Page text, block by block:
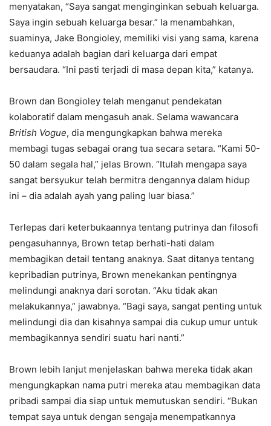
menyatakan, “Saya sangat menginginkan sebuah keluarga.
Saya ingin sebuah keluarga besar.” Ia menambahkan,
suaminya, Jake Bongioley, memiliki visi yang sama, karena
keduanya adalah bagian dari keluarga dari empat
bersaudara. “Ini pasti terjadi di masa depan kita,” katanya.
Brown dan Bongioley telah menganut pendekatan
kolaboratif dalam mengasuh anak. Selama wawancara
British Vogue, dia mengungkapkan bahwa mereka
membagi tugas sebagai orang tua secara setara. “Kami 50-
50 dalam segala hal,” jelas Brown. “Itulah mengapa saya
sangat bersyukur telah bermitra dengannya dalam hidup
ini – dia adalah ayah yang paling luar biasa.”
Terlepas dari keterbukaannya tentang putrinya dan filosofi
pengasuhannya, Brown tetap berhati-hati dalam
membagikan detail tentang anaknya. Saat ditanya tentang
kepribadian putrinya, Brown menekankan pentingnya
melindungi anaknya dari sorotan. “Aku tidak akan
melakukannya,” jawabnya. “Bagi saya, sangat penting untuk
melindungi dia dan kisahnya sampai dia cukup umur untuk
membagikannya sendiri suatu hari nanti.”
Brown lebih lanjut menjelaskan bahwa mereka tidak akan
mengungkapkan nama putri mereka atau membagikan data
pribadi sampai dia siap untuk memutuskan sendiri. “Bukan
tempat saya untuk dengan sengaja menempatkannya